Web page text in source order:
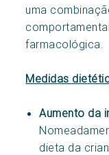
uma
farmacológica.
Medidas
Aumento da
dieta da